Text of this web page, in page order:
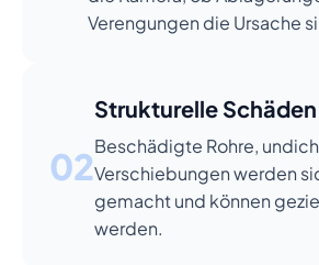
Verengungen die Ursache
02
Strukturelle Schäden
Beschädigte Rohre,
Verschiebungen werden
gemacht und können
werden.